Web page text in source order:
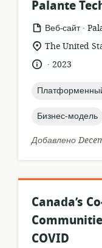
Palante
формат
ресурса:
Веб-сайт .
актуальное
The United
язык:.
опубликовано
2023
topic:
topic:
Бизнес-модель
Добавлено
Canada’s
COVID